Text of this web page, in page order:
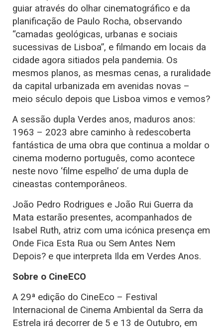
guiar através do olhar cinematográfico e da
planificação de Paulo Rocha, observando
“camadas geológicas, urbanas e sociais
sucessivas de Lisboa”, e filmando em locais da
cidade agora sitiados pela pandemia. Os
mesmos planos, as mesmas cenas, a ruralidade
da capital urbanizada em avenidas novas –
meio século depois que Lisboa vimos e vemos?
A sessão dupla Verdes anos, maduros anos:
1963 – 2023 abre caminho à redescoberta
fantástica de uma obra que continua a moldar o
cinema moderno português, como acontece
neste novo ‘filme espelho’ de uma dupla de
cineastas contemporâneos.
João Pedro Rodrigues e João Rui Guerra da
Mata estarão presentes, acompanhados de
Isabel Ruth, atriz com uma icónica presença em
Onde Fica Esta Rua ou Sem Antes Nem
Depois? e que interpreta Ilda em Verdes Anos.
Sobre o CineECO
A 29ª edição do CineEco – Festival
Internacional de Cinema Ambiental da Serra da
Estrela irá decorrer de 5 e 13 de Outubro, em